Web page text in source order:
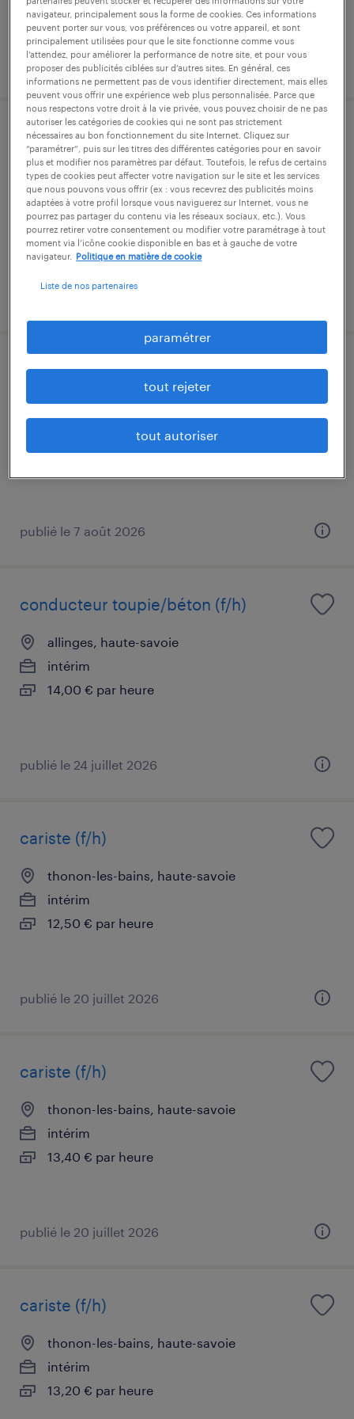
publié le 24 juillet 2026
opérateur en extrusion (f/h)
allinges, haute-savoie
intérim
12,31 € par heure
conducteur poids lourds (f/h)
allinges, haute-savoie
13,50 € par heure
publié le 7 août 2026
conducteur toupie/béton (f/h)
allinges, haute-savoie
intérim
14,00 € par heure
publié le 24 juillet 2026
cariste (f/h)
thonon-les-bains, haute-savoie
intérim
12,50 € par heure
publié le 20 juillet 2026
cariste (f/h)
thonon-les-bains, haute-savoie
intérim
13,40 € par heure
publié le 20 juillet 2026
cariste (f/h)
thonon-les-bains, haute-savoie
intérim
13,20 € par heure
navigateur, principalement sous la forme de cookies. Ces informations
peuvent porter sur vous, vos préférences ou votre appareil, et sont
principalement utilisées pour que le site fonctionne comme vous
l’attendez, pour améliorer la performance de notre site, et pour vous
proposer des publicités ciblées sur d’autres sites. En général, ces
informations ne permettent pas de vous identifier directement, mais elles
peuvent vous offrir une expérience web plus personnalisée. Parce que
nous respectons votre droit à la vie privée, vous pouvez choisir de ne pas
autoriser les catégories de cookies qui ne sont pas strictement
nécessaires au bon fonctionnement du site Internet. Cliquez sur
“paramétrer”, puis sur les titres des différentes catégories pour en savoir
plus et modifier nos paramètres par défaut. Toutefois, le refus de certains
types de cookies peut affecter votre navigation sur le site et les services
que nous pouvons vous offrir (ex : vous recevrez des publicités moins
adaptées à votre profil lorsque vous naviguerez sur Internet, vous ne
pourrez pas partager du contenu via les réseaux sociaux, etc.). Vous
pourrez retirer votre consentement ou modifier votre paramétrage à tout
moment via l’icône cookie disponible en bas et à gauche de votre
navigateur.
Politique en matière de cookie
Liste de nos partenaires
paramétrer
tout rejeter
tout autoriser